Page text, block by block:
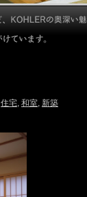
住宅 和室 新築